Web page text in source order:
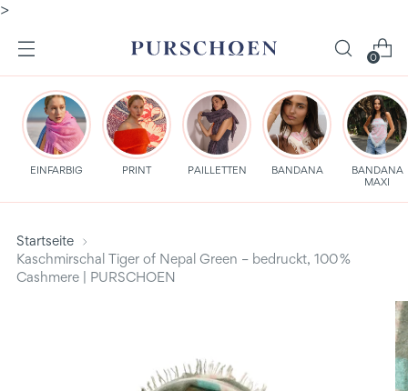
>
0
EINFARBIG PRINT PAILLETTEN BANDANA
BANDANA
MAXI
Startseite
Kaschmirschal Tiger of Nepal Green – bedruckt, 100 %
Cashmere | PURSCHOEN